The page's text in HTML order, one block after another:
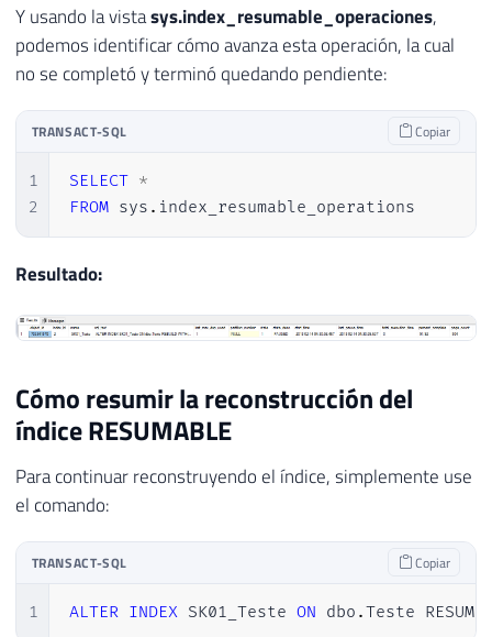
Y usando la vistasys.index_resumable_operaciones,
podemos identificar cómo avanza esta operación, la cual
no se completó y terminó quedando pendiente:
TRANSACT-SQL Copiar
1
2
SELECT *
FROM sys . index_resumable_operations
Resultado:
Cómo resumir la reconstrucción del
índice RESUMABLE
Para continuar reconstruyendo el índice, simplemente use
el comando:
TRANSACT-SQL Copiar
1 ALTER INDEX SK01_Teste ON dbo .Teste RESUME